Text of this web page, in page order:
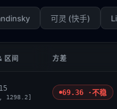
可灵 (快手)
区间 方差
1298.2]
69.36 ·不稳